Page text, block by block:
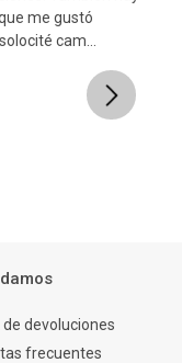
me gustó
cam...
Next
de devoluciones
frecuentes